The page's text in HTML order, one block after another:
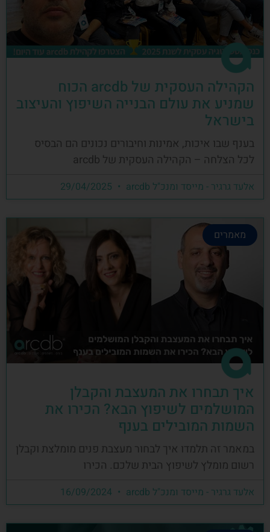
הקהילה העסקית של arcdb הכוח
שמניע את עולם הבנייה השיפוץ והעיצוב
בישראל
בענף שבו איכות, אמינות וחיבורים נכונים הם הבסיס
לכל הצלחה – הקהילה העסקית של arcdb
אלעד גרגיר - מייסד ומנכ"ל arcdb
מאמרים
איך תבחרו את המעצבת והקבלן
המושלמים לשיפוץ הבא? הכירו את
השמות המובילים בענף
במאמר זה תלמדו איך לבחור מעצבת פנים מומלצת וקבלן
רשום מומלץ לשיפוץ הבית שלכם. הכירו
אלעד גרגיר - מייסד ומנכ"ל arcdb